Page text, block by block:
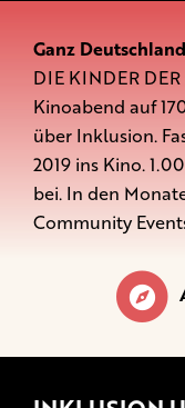
Ganz
DIE KINDER
Kinoabend auf
über Inklusion.
2019 ins Kino.
bei. In den
Community